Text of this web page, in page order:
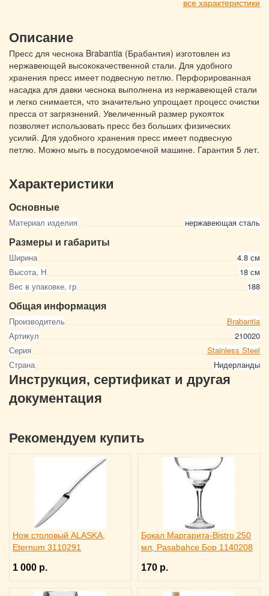
все характеристики
Описание
Пресс для чеснока Brabantia (Брабантия) изготовлен из
нержавеющей высококачественной стали. Для удобного
хранения пресс имеет подвесную петлю. Перфорированная
насадка для давки чеснока выполнена из нержавеющей стали
и легко снимается, что значительно упрощает процесс очистки
пресса от загрязнений. Увеличенный размер рукояток
позволяет использовать пресс без больших физических
усилий. Для удобного хранения пресс имеет подвесную
петлю. Можно мыть в посудомоечной машине. Гарантия 5 лет.
Характеристики
Основные
Материал изделия нержавеющая сталь
Размеры и габариты
Ширина
4.8 см
Высота, Н
18 см
Вес в упаковке, гр
188
Общая информация
Производитель
Brabantia
Артикул
210020
Серия
Stainless Steel
Страна
Нидерланды
Инструкция, сертификат и другая
документация
Рекомендуем купить
Нож столовый ALASKA,
Eternum 3110291
1 000 р.
Бокал Маргарита-Bistro 250
мл, Pasabahce Бор 1140208
170 р.